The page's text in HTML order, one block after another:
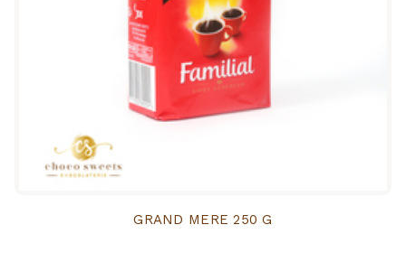
GRAND MERE 250 G